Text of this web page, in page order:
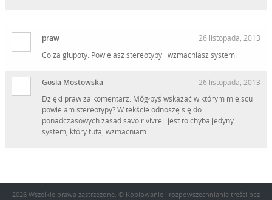
praw
26 listopada, 2013
Co za głupoty. Powielasz stereotypy i wzmacniasz system.
Gosia Mostowska
26 listopada, 2013
Dzięki praw za komentarz. Mógłbyś wskazać w którym miejscu
powielam stereotypy? W tekście odnoszę się do
ponadczasowych zasad savoir vivre i jest to chyba jedyny
system, który tutaj wzmacniam.
2026 Wszelkie prawa zastrzeżone. © Kopiowanie i rozpowszechnianie treści bez